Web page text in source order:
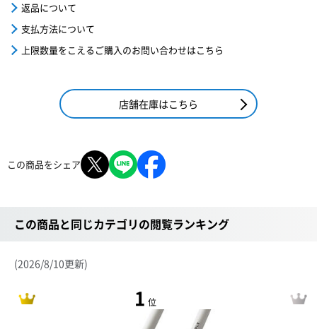
返品について
支払方法について
上限数量をこえるご購入のお問い合わせはこちら
店舗在庫はこちら
この商品をシェア
この商品と同じカテゴリの閲覧ランキング
(2026/8/10更新)
1 位